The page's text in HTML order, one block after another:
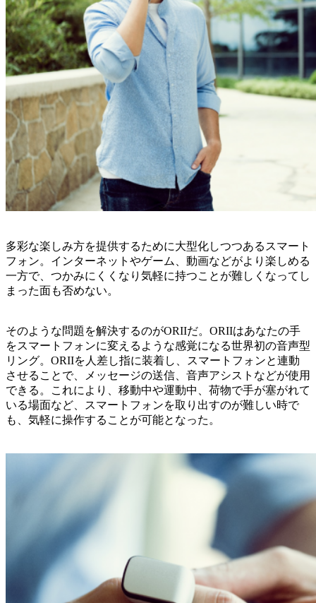
多彩な楽しみ方を提供するために大型化しつつあるスマート
フォン。インターネットやゲーム、動画などがより楽しめる
一方で、つかみにくくなり気軽に持つことが難しくなってし
まった面も否めない。
そのような問題を解決するのがORIIだ。ORIIはあなたの手
をスマートフォンに変えるような感覚になる世界初の音声型
リング。ORIIを人差し指に装着し、スマートフォンと連動
させることで、メッセージの送信、音声アシストなどが使用
できる。これにより、移動中や運動中、荷物で手が塞がれて
いる場面など、スマートフォンを取り出すのが難しい時で
も、気軽に操作することが可能となった。